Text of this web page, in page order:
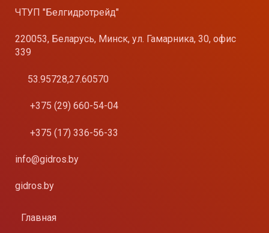
ЧТУП "Белгидротрейд"
220053, Беларусь, Минск, ул. Гамарника, 30, офис
339
53.95728,27.60570
+375 (29) 660-54-04
+375 (17) 336-56-33
info@gidros.by
gidros.by
Главная